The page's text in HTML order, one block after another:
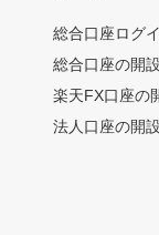
総合口座ログ
総合口座の開設
楽天FX口座の
法人口座の開設